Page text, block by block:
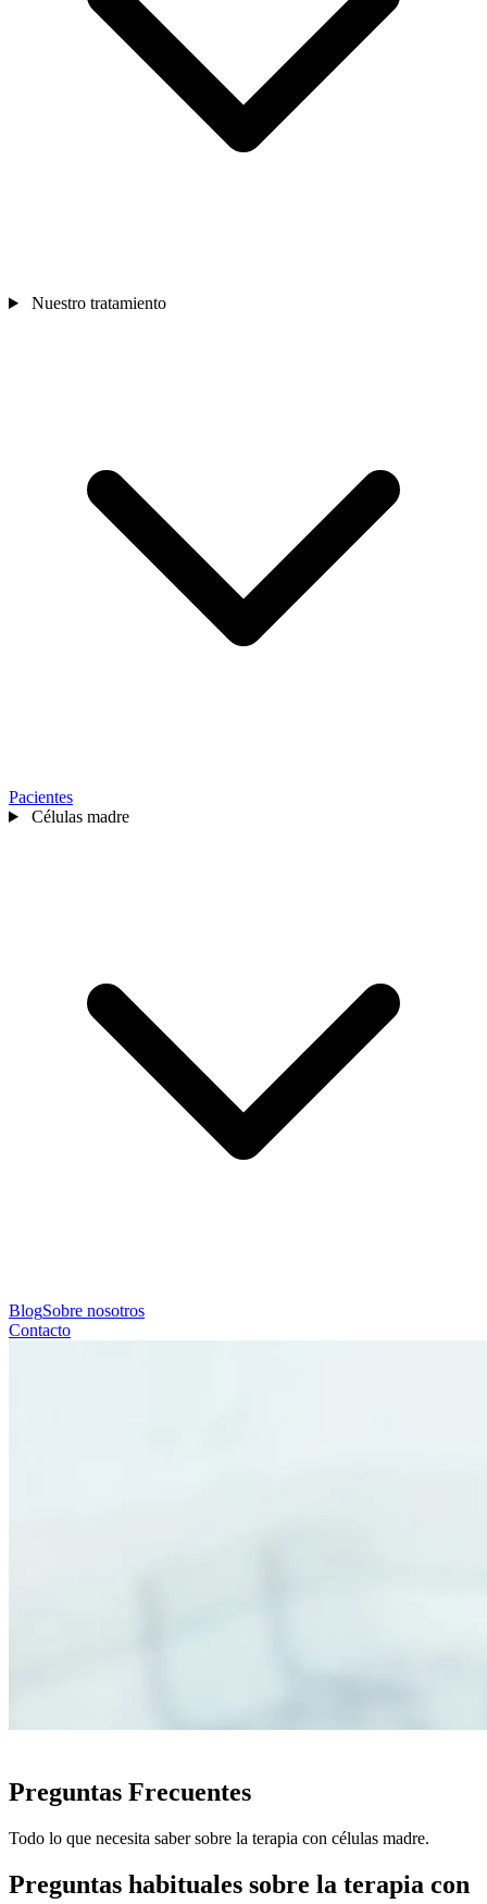
Nuestro tratamiento
Pacientes
Células madre
BlogSobre nosotros
Contacto
Preguntas Frecuentes
Todo lo que necesita saber sobre la terapia con células madre.
Preguntas habituales sobre la terapia con